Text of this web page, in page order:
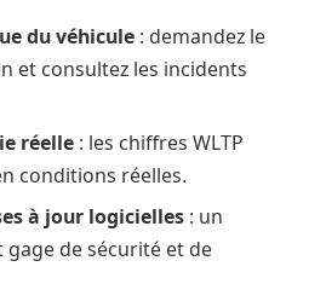
du véhicule : demandez le
et consultez les incidents
réelle : les chiffres WLTP
conditions réelles.
à jour logicielles : un
gage de sécurité et de